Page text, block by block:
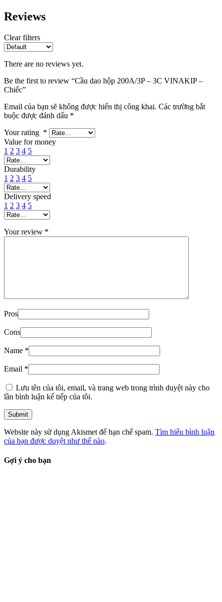
Reviews
Clear filters
There are no reviews yet.
Be the first to review “Cầu dao hộp 200A/3P – 3C VINAKIP –
Chiếc”
Email của bạn sẽ không được hiển thị công khai. Các trường bắt
buộc được đánh dấu *
Your rating *
Value for money
1 2 3 4 5
Durability
1 2 3 4 5
Delivery speed
1 2 3 4 5
Your review *
Pros
Cons
Name *
Email *
Lưu tên của tôi, email, và trang web trong trình duyệt này cho
lần bình luận kế tiếp của tôi.
Website này sử dụng Akismet để hạn chế spam. Tìm hiểu bình luận
của bạn được duyệt như thế nào.
Gợi ý cho bạn